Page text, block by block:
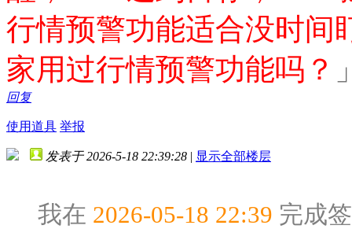
行情预警功能适合没时间
家用过行情预警功能吗？
回复
使用道具 举报
发表于 2026-5-18 22:39:28 | 显示全部楼层
我在 2026-05-18 22:39 完成